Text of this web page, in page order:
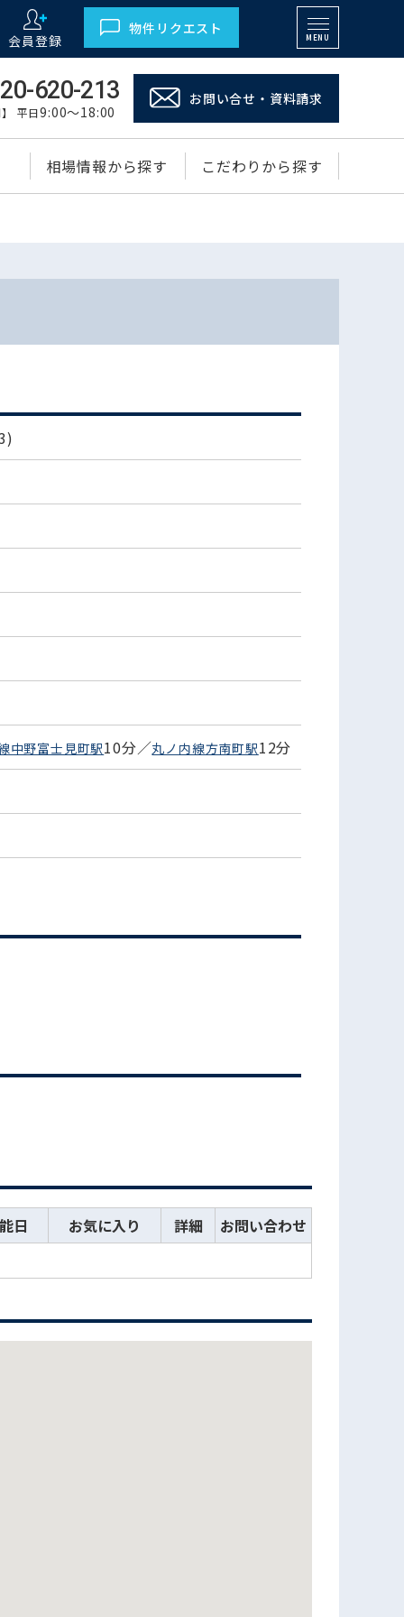
会員登録
物件リクエスト
MENU
620-213
】 平日9:00～18:00
お問い合せ・資料請求
相場情報から探す こだわりから探す
中野富士見町駅10分／丸ノ内線方南町駅12分
日 お気に入り 詳細
お問い合わせ